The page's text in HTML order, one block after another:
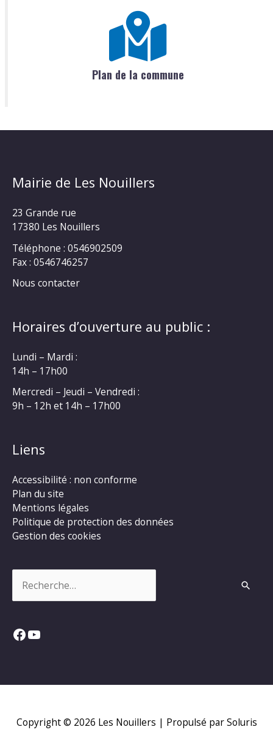
Plan de la commune
Mairie de Les Nouillers
23 Grande rue
17380 Les Nouillers
Téléphone : 0546902509
Fax : 0546746257
Nous contacter
Horaires d’ouverture au public :
Lundi – Mardi :
14h – 17h00
Mercredi – Jeudi – Vendredi :
9h – 12h et 14h – 17h00
Liens
Accessibilité : non conforme
Plan du site
Mentions légales
Politique de protection des données
Gestion des cookies
Facebook
YouTube
Copyright © 2026 Les Nouillers | Propulsé par Soluris